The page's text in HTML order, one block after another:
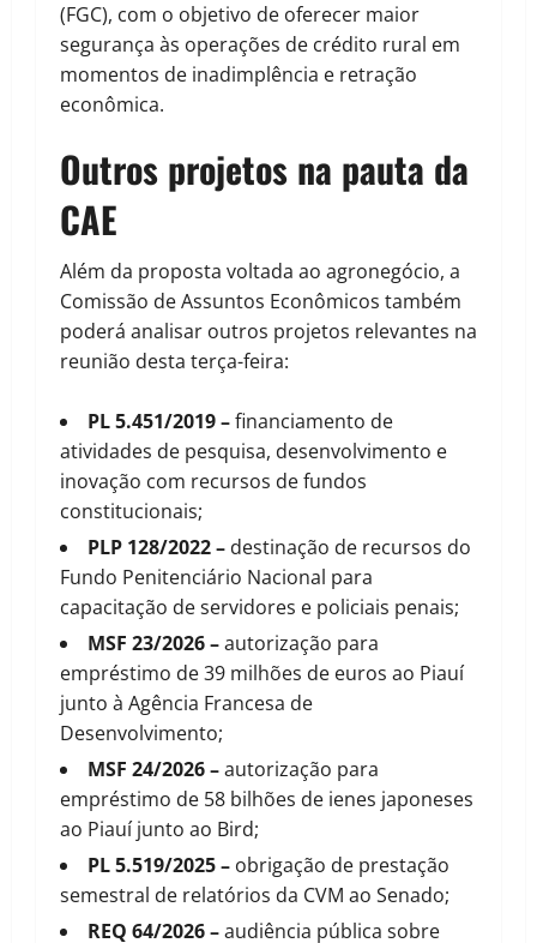
(FGC), com o objetivo de oferecer maior
segurança às operações de crédito rural em
momentos de inadimplência e retração
econômica.
Outros projetos na pauta da
CAE
Além da proposta voltada ao agronegócio, a
Comissão de Assuntos Econômicos também
poderá analisar outros projetos relevantes na
reunião desta terça-feira:
PL 5.451/2019 –financiamento de
atividades de pesquisa, desenvolvimento e
inovação com recursos de fundos
constitucionais;
PLP 128/2022 – destinação de recursos do
Fundo Penitenciário Nacional para
capacitação de servidores e policiais penais;
MSF 23/2026 –autorização para
empréstimo de 39 milhões de euros ao Piauí
junto à Agência Francesa de
Desenvolvimento;
MSF 24/2026 –autorização para
empréstimo de 58 bilhões de ienes japoneses
ao Piauí junto ao Bird;
PL 5.519/2025 – obrigação de prestação
semestral de relatórios da CVM ao Senado;
REQ 64/2026 –audiência pública sobre